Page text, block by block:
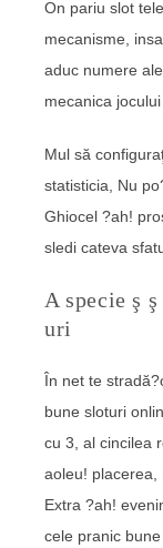
On pariu slot
mecanisme,
aduc numere
mecanica
Mul să
statisticia, Nu
Ghiocel ?ah!
sledi cateva
A specie ş
uri
În net te
bune sloturi
cu 3, al cincilea
aoleu! placerea,
Extra ?ah!
cele pranic